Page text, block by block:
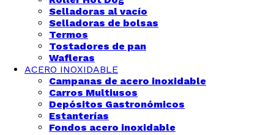
Selladoras al vacío
Selladoras de bolsas
Termos
Tostadores de pan
Wafleras
ACERO INOXIDABLE
Campanas de acero inoxidable
Carros Multiusos
Depósitos Gastronómicos
Estanterías
Fondos acero inoxidable